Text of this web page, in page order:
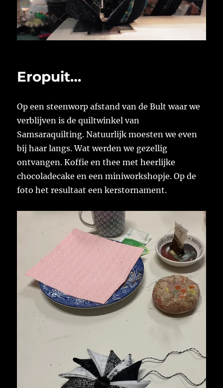
Eropuit…
Op een steenworp afstand van de Bult waar we
verblijven is de quiltwinkel van
Samsaraquilting. Natuurlijk moesten we even
bij haar langs. Wat werden we gezellig
ontvangen. Koffie en thee met heerlijke
chocoladecake en een miniworkshopje. Op de
foto het resultaat een kerstornament.